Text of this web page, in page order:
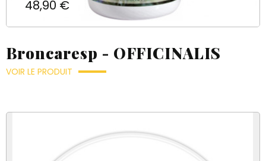
48,90 €
Broncaresp - OFFICINALIS
VOIR LE PRODUIT